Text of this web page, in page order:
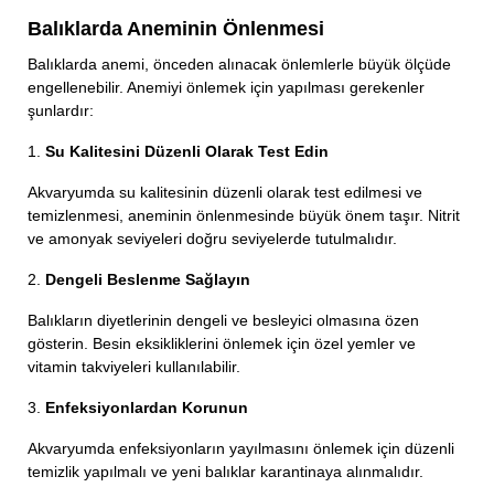
Balıklarda Aneminin Önlenmesi
Balıklarda anemi, önceden alınacak önlemlerle büyük ölçüde
engellenebilir. Anemiyi önlemek için yapılması gerekenler
şunlardır:
1. Su Kalitesini Düzenli Olarak Test Edin
Akvaryumda su kalitesinin düzenli olarak test edilmesi ve
temizlenmesi, aneminin önlenmesinde büyük önem taşır. Nitrit
ve amonyak seviyeleri doğru seviyelerde tutulmalıdır.
2. Dengeli Beslenme Sağlayın
Balıkların diyetlerinin dengeli ve besleyici olmasına özen
gösterin. Besin eksikliklerini önlemek için özel yemler ve
vitamin takviyeleri kullanılabilir.
3. Enfeksiyonlardan Korunun
Akvaryumda enfeksiyonların yayılmasını önlemek için düzenli
temizlik yapılmalı ve yeni balıklar karantinaya alınmalıdır.